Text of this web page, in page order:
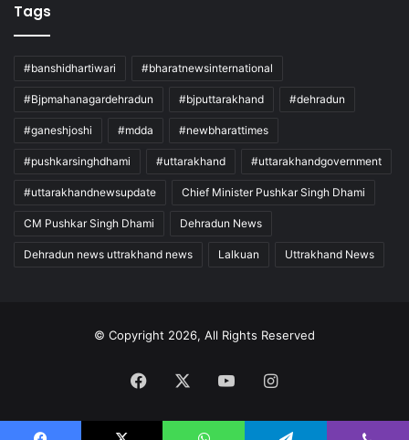
Tags
#banshidhartiwari #bharatnewsinternational
#Bjpmahanagardehradun #bjputtarakhand #dehradun
#ganeshjoshi #mdda #newbharattimes
#pushkarsinghdhami #uttarakhand #uttarakhandgovernment
#uttarakhandnewsupdate Chief Minister Pushkar Singh Dhami
CM Pushkar Singh Dhami Dehradun News
Dehradun news uttrakhand news Lalkuan Uttrakhand News
© Copyright 2026, All Rights Reserved
Facebook YouTubeInstagram